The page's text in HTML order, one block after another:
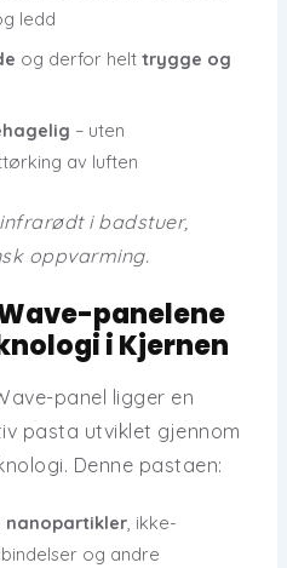
ledd
og derfor helt trygge og
– uten
av luften
i badstuer,
oppvarming.
panelene
i Kjernen
panel ligger en
pasta utviklet gjennom
Denne pastaen:
nanopartikler, ikke-
og andre